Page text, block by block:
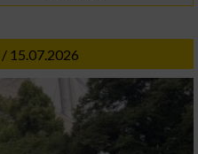
15.07.2026